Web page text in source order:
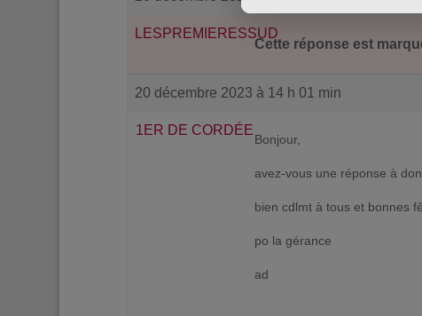
LESPREMIERESSUD
Cette réponse est
20 décembre 2023 à 14 h 01 min
1ER DE CORDÉE
Bonjour,
avez-vous une réponse à
bien cdlmt à tous et bonnes
po la gérance
ad